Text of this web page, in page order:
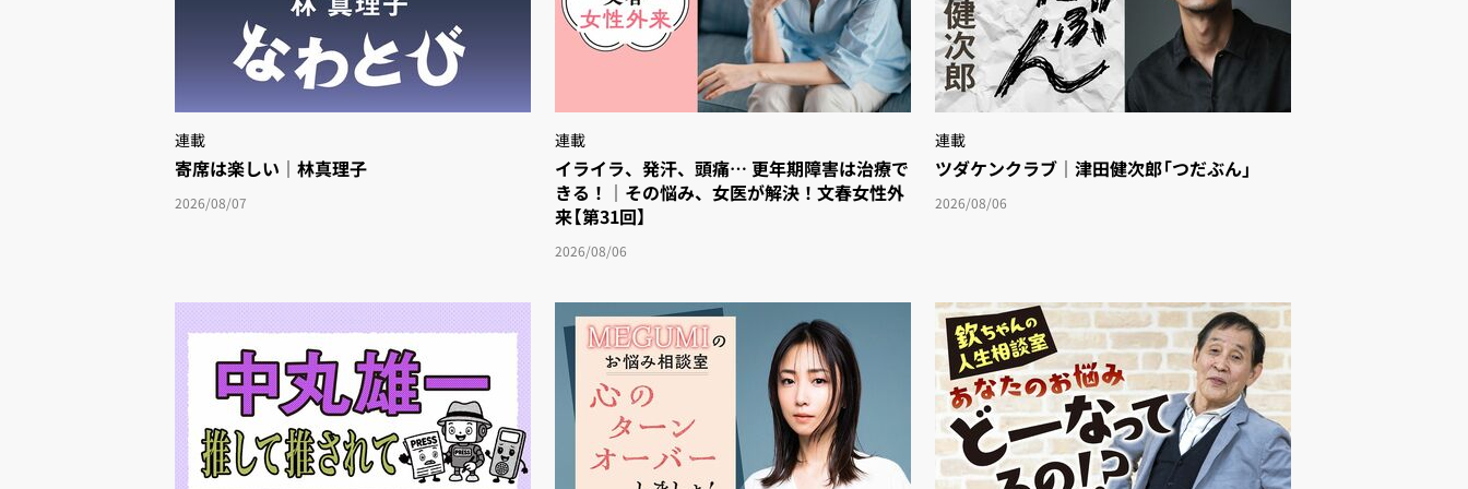
連載
寄席は楽しい｜林真理子
2026/08/07
連載
イライラ、発汗、頭痛… 更年期障害は治療で
きる！｜その悩み、女医が解決！文春女性外
来【第31回】
2026/08/06
連載
ツダケンクラブ｜津田健次郎「つだぶん」
2026/08/06